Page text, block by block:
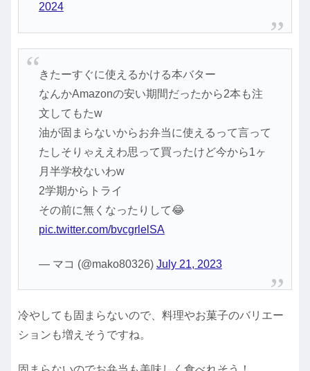
2024
きたーすぐに使えるかける本バター
なんかAmazonの安い期間だったから2本も注
文してもたw
油が固まらないからお弁当に使えるって言って
たしそりゃええわ思って買ったけど今から1ヶ
月半学校ないわw
2学期からトライ
その前に無くなったりして😂
pic.twitter.com/bvcgrlelSA
— マコ (@mako80326) July 21, 2023
冷やしても固まらないので、料理やお菓子のバリエー
ションも増えそうですね。